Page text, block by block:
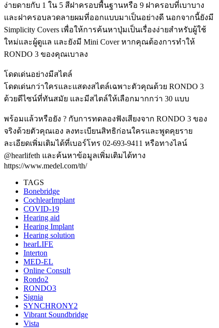
ง่ายดายกับ 1 ใน 5 สีฝาครอบพื้นฐานหรือ 9 ฝาครอบที่เบาบาง
และฝาครอบลวดลายผมที่ออกแบบมาเป็นอย่างดี นอกจากนี้ยังมี
Simplicity Covers เพื่อให้การค้นหาปุ่มเป็นเรื่องง่ายสำหรับผู้ใช้
ใหม่และผู้ดูแล และยังมี Mini Cover หากคุณต้องการทำให้
RONDO 3 ของคุณเบาลง
โดดเด่นอย่างมีสไตล์
โดดเด่นกว่าใครและแสดงสไตล์เฉพาะตัวคุณด้วย RONDO 3
ด้วยดีไซน์ที่ทันสมัย และมีสไตล์ให้เลือกมากกว่า 30 แบบ
พร้อมแล้วหรือยัง ? กับการทดลองฟังเสียงจาก RONDO 3 ของ
จริงด้วยตัวคุณเอง ลงทะเบียนสิทธิก่อนใครและพูดคุยราย
ละเอียดเพิ่มเติมได้ที่เบอร์โทร 02-693-9411 หรือทางไลน์
@hearlifeth และค้นหาข้อมูลเพิ่มเติมได้ทาง
https://www.medel.com/th/
TAGS
Bonebridge
CochlearImplant
COVID-19
Hearing aid
Hearing Implant
Hearing solution
hearLIFE
Interton
MED-EL
Online Consult
Rondo2
RONDO3
Signia
SYNCHRONY2
Vibrant Soundbridge
Vista